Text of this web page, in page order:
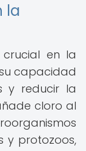
la
en la
capacidad
y reducir la
cloro al
y protozoos,